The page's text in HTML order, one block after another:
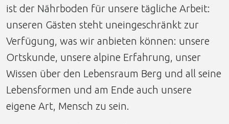
ist der Nährboden für unsere tägliche Arbeit:
unseren Gästen steht uneingeschränkt zur
Verfügung, was wir anbieten können: unsere
Ortskunde, unsere alpine Erfahrung, unser
Wissen über den Lebensraum Berg und all seine
Lebensformen und am Ende auch unsere
eigene Art, Mensch zu sein.